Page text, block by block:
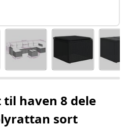
haven 8 dele
sort